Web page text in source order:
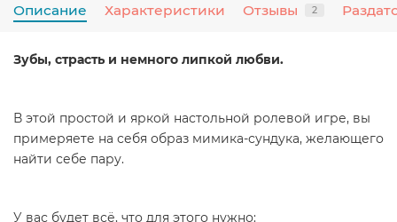
Описание Характеристики Отзывы 2
Зубы, страсть и немного липкой любви.
В этой простой и яркой настольной ролевой игре, вы
примеряете на себя образ мимика-сундука, желающего
найти себе пару.
У вас будет всё, что для этого нужно: